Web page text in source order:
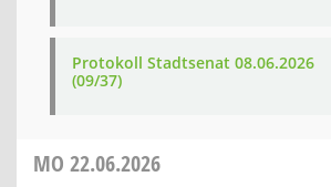
Protokoll Stadtsenat 08.06.2026
(09/37)
MO 22.06.2026